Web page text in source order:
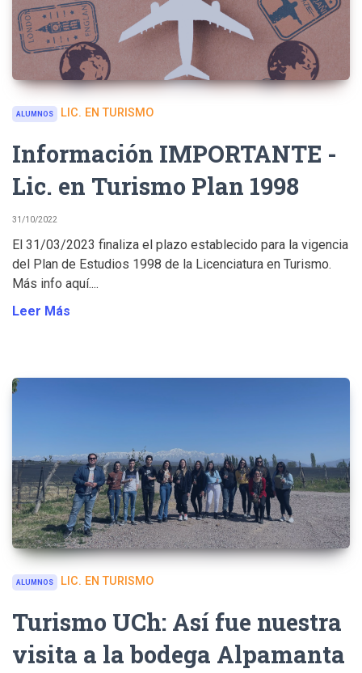
ALUMNOS LIC. EN TURISMO
Información IMPORTANTE -
Lic. en Turismo Plan 1998
31/10/2022
El 31/03/2023 finaliza el plazo establecido para la vigencia
del Plan de Estudios 1998 de la Licenciatura en Turismo.
Más info aquí....
Leer Más
ALUMNOS LIC. EN TURISMO
Turismo UCh: Así fue nuestra
visita a la bodega Alpamanta